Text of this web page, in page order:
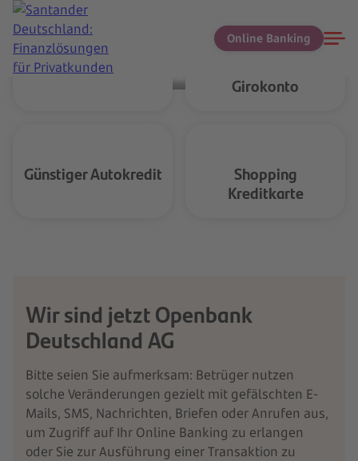
Online Banking
Schneller Kredit
Girokonto
Günstiger Autokredit
Shopping
Kreditkarte
Wir sind jetzt Openbank
Deutschland AG
Bitte seien Sie aufmerksam: Betrüger nutzen
solche Veränderungen gezielt mit gefälschten E-
Mails, SMS, Nachrichten, Briefen oder Anrufen aus,
um Zugriff auf Ihr Online Banking zu erlangen
oder Sie zur Ausführung einer Transaktion zu